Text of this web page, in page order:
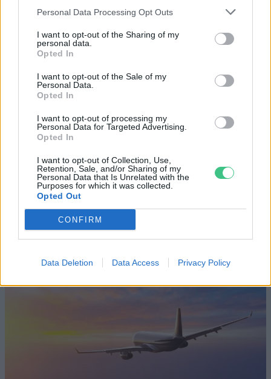
Personal Data Processing Opt Outs
I want to opt-out of the Sharing of my
personal data.
Opted In
I want to opt-out of the Sale of my
Personal Data.
Opted In
I want to opt-out of processing my
Personal Data for Targeted Advertising.
Opted In
I want to opt-out of Collection, Use,
Retention, Sale, and/or Sharing of my
Personal Data that Is Unrelated with the
Purposes for which it was collected.
Opted Out
CONFIRM
Data Deletion Data Access Privacy Policy
A vitorlavirág ideális szobanövény, hiszen kiválóan tűri a meleget
és a fényszegény környezetet.
Születésnapi programokkal várja a
hétvégén a közönséget a 160 éves
Fővárosi Állatkert
ÉLŐ BOLYGÓNK
Szedd magad őszibarack: itt vannak
a legjobb lelőhelyek!
SZEMLE